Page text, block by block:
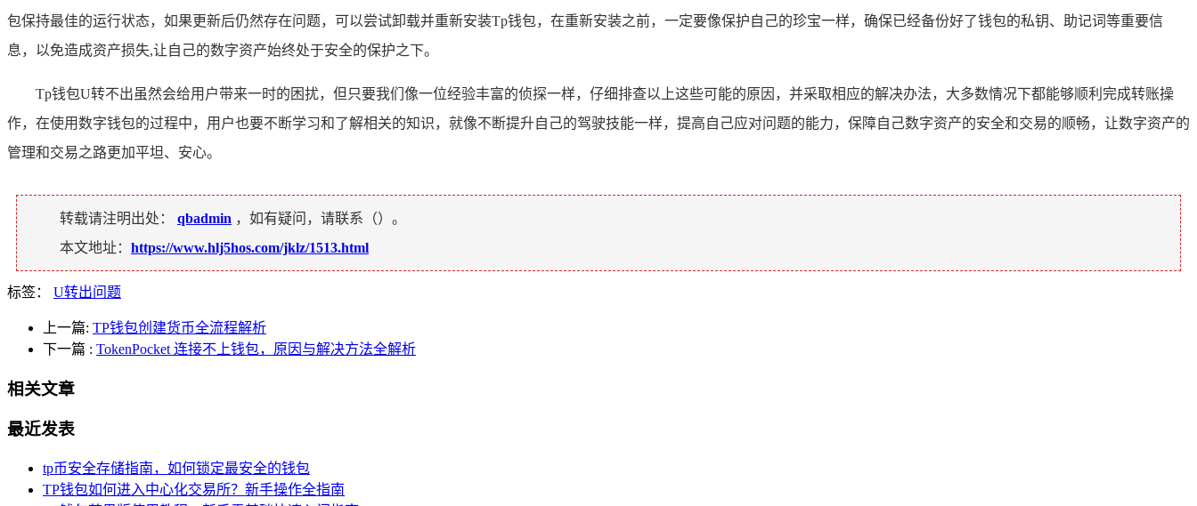
包保持最佳的运行状态，如果更新后仍然存在问题，可以尝试卸载并重新安装Tp钱包，在重新安装之前，一定要像保护自己的珍宝一样，确保已经备份好了钱包的私钥、助记词等重要信
息，以免造成资产损失,让自己的数字资产始终处于安全的保护之下。
Tp钱包U转不出虽然会给用户带来一时的困扰，但只要我们像一位经验丰富的侦探一样，仔细排查以上这些可能的原因，并采取相应的解决办法，大多数情况下都能够顺利完成转账操
作，在使用数字钱包的过程中，用户也要不断学习和了解相关的知识，就像不断提升自己的驾驶技能一样，提高自己应对问题的能力，保障自己数字资产的安全和交易的顺畅，让数字资产的
管理和交易之路更加平坦、安心。
转载请注明出处： qbadmin ，如有疑问，请联系（）。
本文地址： https://www.hlj5hos.com/jklz/1513.html
标签： U转出问题
上一篇: TP钱包创建货币全流程解析
下一篇 : TokenPocket 连接不上钱包，原因与解决方法全解析
相关文章
最近发表
tp币安全存储指南，如何锁定最安全的钱包
TP钱包如何进入中心化交易所？新手操作全指南